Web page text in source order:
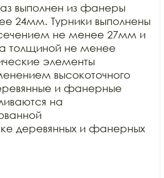
выполнен из фанеры
24мм. Турники выполнены
сечением не менее 27мм и
толщиной не менее
элементы
высокоточного
и фанерные
на
деревянных и фанерных